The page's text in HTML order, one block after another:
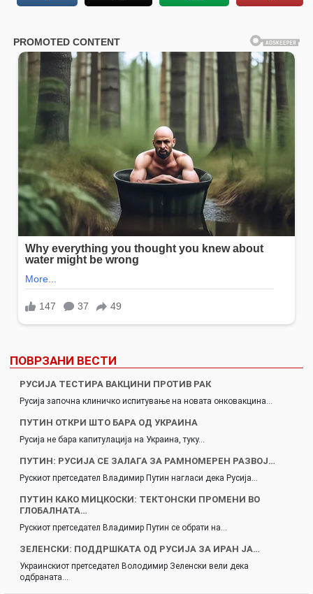
ПОВРЗАНИ ВЕСТИ
РУСИЈА ТЕСТИРА ВАКЦИНИ ПРОТИВ РАК
Русија започна клиничко испитување на новата онковакцина…
ПУТИН ОТКРИ ШТО БАРА ОД УКРАИНА
Русија не бара капитулација на Украина, туку…
ПУТИН: РУСИЈА СЕ ЗАЛАГА ЗА РАМНОМЕРЕН РАЗВОЈ…
Рускиот претседател Владимир Путин нагласи дека Русија…
ПУТИН КАКО МИЦКОСКИ: ТЕКТОНСКИ ПРОМЕНИ ВО
ГЛОБАЛНАТА…
Рускиот претседател Владимир Путин се обрати на…
ЗЕЛЕНСКИ: ПОДДРШКАТА ОД РУСИЈА ЗА ИРАН ЈА…
Украинскиот претседател Володимир Зеленски вели дека
одбраната…